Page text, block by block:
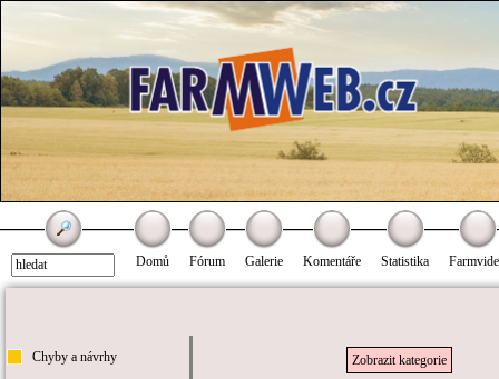
Domů Fórum Galerie Komentáře Statistika
Chyby a návrhy
Zobrazit kategorie